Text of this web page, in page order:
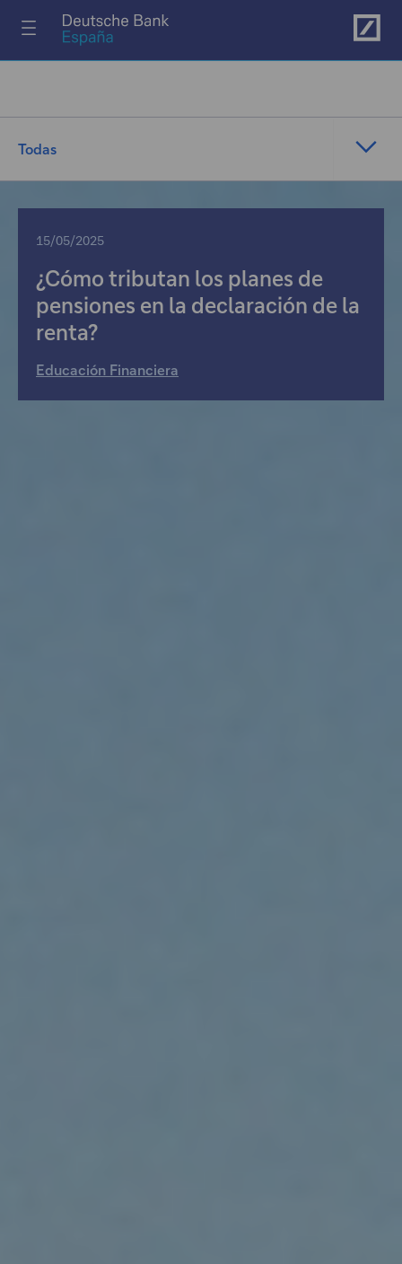
15/05/2025
¿Cómo tributan los planes de
pensiones en la declaración de la
renta?
Educación Financiera
Todas